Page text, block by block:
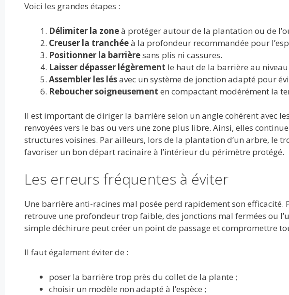
Voici les grandes étapes :
Délimiter la zoneà protéger autour de la plantation ou de
Creuser la tranchéeà la profondeur recommandée pour
Positionner la barrièresans plis ni cassures.
Laisser dépasser légèrement le haut de la barrière au
Assembler les lésavec un système de jonction adapté pour
Reboucher soigneusement en compactant modérément la
Il est important de diriger la barrière selon un angle cohérent avec
renvoyées vers le bas ou vers une zone plus libre. Ainsi, elles
structures voisines. Par ailleurs, lors de la plantation d’un arbre, le
favoriser un bon départ racinaire à l’intérieur du périmètre protégé.
Les erreurs fréquentes à éviter
Une barrière anti-racines mal posée perd rapidement son efficacité.
retrouve une profondeur trop faible, des jonctions mal fermées ou
simple déchirure peut créer un point de passage et compromettre
Il faut également éviter de :
poser la barrière trop près du collet de la plante ;
choisir un modèle non adapté à l’espèce ;